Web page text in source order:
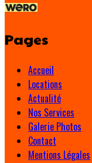
Pages
Accueil
Locations
Actualité
Nos Services
Galerie Photos
Contact
Mentions Légales